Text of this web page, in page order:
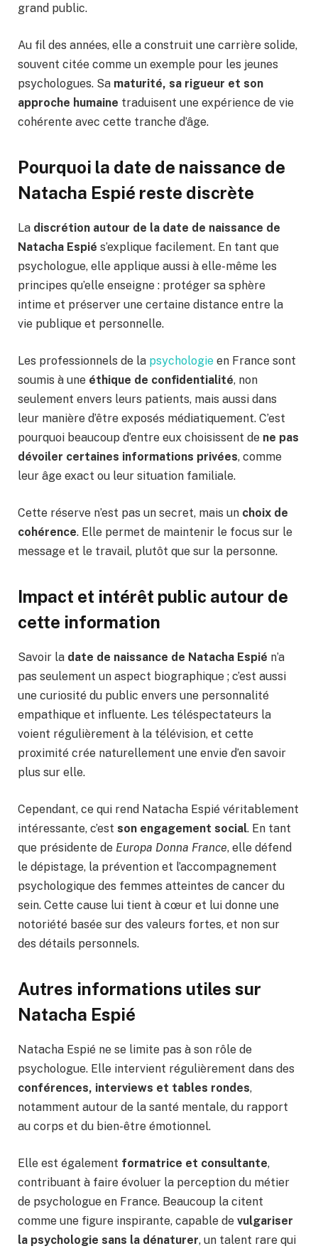
grand public.
Au fil des années, elle a construit une carrière solide,
souvent citée comme un exemple pour les jeunes
psychologues. Sa maturité, sa rigueur et son
approche humaine traduisent une expérience de vie
cohérente avec cette tranche d’âge.
Pourquoi la date de naissance de
Natacha Espié reste discrète
La discrétion autour de la date de naissance de
Natacha Espié s’explique facilement. En tant que
psychologue, elle applique aussi à elle-même les
principes qu’elle enseigne : protéger sa sphère
intime et préserver une certaine distance entre la
vie publique et personnelle.
Les professionnels de la psychologie en France sont
soumis à une éthique de confidentialité, non
seulement envers leurs patients, mais aussi dans
leur manière d’être exposés médiatiquement. C’est
pourquoi beaucoup d’entre eux choisissent de ne pas
dévoiler certaines informations privées, comme
leur âge exact ou leur situation familiale.
Cette réserve n’est pas un secret, mais un choix de
cohérence. Elle permet de maintenir le focus sur le
message et le travail, plutôt que sur la personne.
Impact et intérêt public autour de
cette information
Savoir la date de naissance de Natacha Espié n’a
pas seulement un aspect biographique ; c’est aussi
une curiosité du public envers une personnalité
empathique et influente. Les téléspectateurs la
voient régulièrement à la télévision, et cette
proximité crée naturellement une envie d’en savoir
plus sur elle.
Cependant, ce qui rend Natacha Espié véritablement
intéressante, c’est son engagement social. En tant
que présidente de Europa Donna France, elle défend
le dépistage, la prévention et l’accompagnement
psychologique des femmes atteintes de cancer du
sein. Cette cause lui tient à cœur et lui donne une
notoriété basée sur des valeurs fortes, et non sur
des détails personnels.
Autres informations utiles sur
Natacha Espié
Natacha Espié ne se limite pas à son rôle de
psychologue. Elle intervient régulièrement dans des
conférences, interviews et tables rondes,
notamment autour de la santé mentale, du rapport
au corps et du bien-être émotionnel.
Elle est également formatrice et consultante,
contribuant à faire évoluer la perception du métier
de psychologue en France. Beaucoup la citent
comme une figure inspirante, capable de vulgariser
la psychologie sans la dénaturer, un talent rare qui